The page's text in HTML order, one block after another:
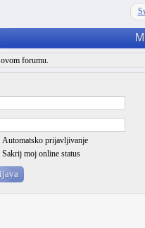
ovom forumu.
Automatsko prijavljivanje
Sakrij moj online status